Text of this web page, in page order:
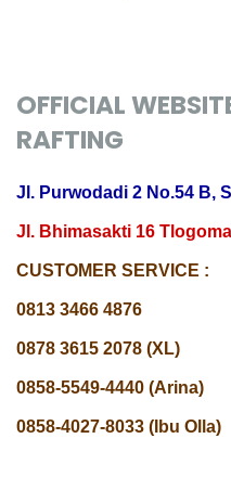
OFFICIAL
RAFTING
Jl. Purwodadi 2 No.54 B,
Jl. Bhimasakti 16
CUSTOMER SERVICE :
0813 3466 4876
0878 3615 2078 (XL)
0858-5549-4440 (Arina)
0858-4027-8033 (Ibu Olla)